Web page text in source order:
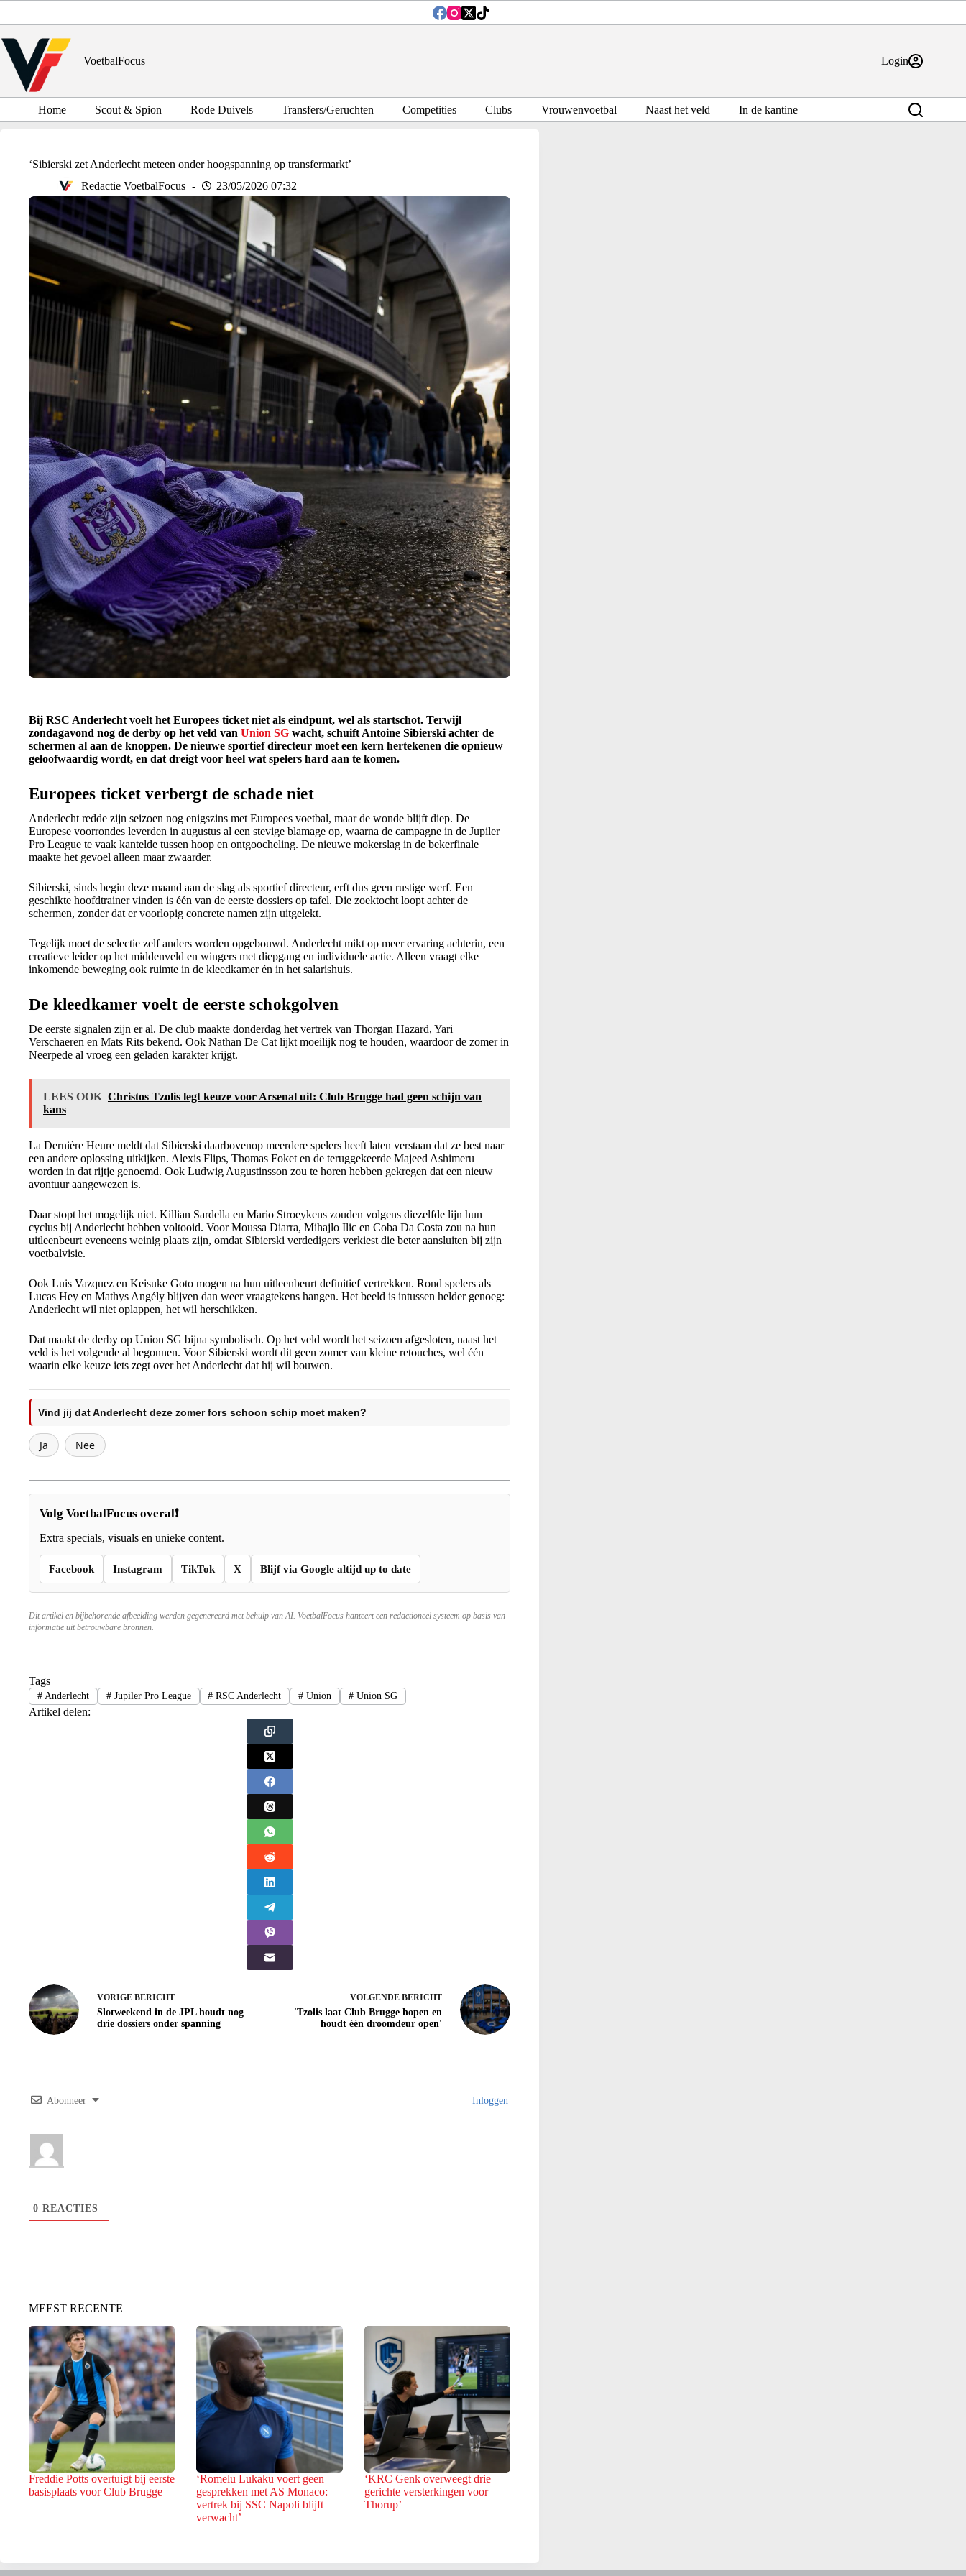
inhoud
VoetbalFocus
Login
Home Scout & Spion Rode Duivels Transfers/Geruchten Competities Clubs Vrouwenvoetbal Naast het veld In de kantine
‘Sibierski zet Anderlecht meteen onder hoogspanning op transfermarkt’
Redactie VoetbalFocus
23/05/2026 07:32
Bij RSC Anderlecht voelt het Europees ticket niet als eindpunt, wel als startschot. Terwijl
zondagavond nog de derby op het veld van Union SG wacht, schuift Antoine Sibierski achter de
schermen al aan de knoppen. De nieuwe sportief directeur moet een kern hertekenen die opnieuw
geloofwaardig wordt, en dat dreigt voor heel wat spelers hard aan te komen.
Europees ticket verbergt de schade niet
Anderlecht redde zijn seizoen nog enigszins met Europees voetbal, maar de wonde blijft diep. De
Europese voorrondes leverden in augustus al een stevige blamage op, waarna de campagne in de Jupiler
Pro League te vaak kantelde tussen hoop en ontgoocheling. De nieuwe mokerslag in de bekerfinale
maakte het gevoel alleen maar zwaarder.
Sibierski, sinds begin deze maand aan de slag als sportief directeur, erft dus geen rustige werf. Een
geschikte hoofdtrainer vinden is één van de eerste dossiers op tafel. Die zoektocht loopt achter de
schermen, zonder dat er voorlopig concrete namen zijn uitgelekt.
Tegelijk moet de selectie zelf anders worden opgebouwd. Anderlecht mikt op meer ervaring achterin, een
creatieve leider op het middenveld en wingers met diepgang en individuele actie. Alleen vraagt elke
inkomende beweging ook ruimte in de kleedkamer én in het salarishuis.
De kleedkamer voelt de eerste schokgolven
De eerste signalen zijn er al. De club maakte donderdag het vertrek van Thorgan Hazard, Yari
Verschaeren en Mats Rits bekend. Ook Nathan De Cat lijkt moeilijk nog te houden, waardoor de zomer in
Neerpede al vroeg een geladen karakter krijgt.
LEES OOK Christos Tzolis legt keuze voor Arsenal uit: Club Brugge had geen schijn van
kans
La Dernière Heure meldt dat Sibierski daarbovenop meerdere spelers heeft laten verstaan dat ze best naar
een andere oplossing uitkijken. Alexis Flips, Thomas Foket en de teruggekeerde Majeed Ashimeru
worden in dat rijtje genoemd. Ook Ludwig Augustinsson zou te horen hebben gekregen dat een nieuw
avontuur aangewezen is.
Daar stopt het mogelijk niet. Killian Sardella en Mario Stroeykens zouden volgens diezelfde lijn hun
cyclus bij Anderlecht hebben voltooid. Voor Moussa Diarra, Mihajlo Ilic en Coba Da Costa zou na hun
uitleenbeurt eveneens weinig plaats zijn, omdat Sibierski verdedigers verkiest die beter aansluiten bij zijn
voetbalvisie.
Ook Luis Vazquez en Keisuke Goto mogen na hun uitleenbeurt definitief vertrekken. Rond spelers als
Lucas Hey en Mathys Angély blijven dan weer vraagtekens hangen. Het beeld is intussen helder genoeg:
Anderlecht wil niet oplappen, het wil herschikken.
Dat maakt de derby op Union SG bijna symbolisch. Op het veld wordt het seizoen afgesloten, naast het
veld is het volgende al begonnen. Voor Sibierski wordt dit geen zomer van kleine retouches, wel één
waarin elke keuze iets zegt over het Anderlecht dat hij wil bouwen.
Vind jij dat Anderlecht deze zomer fors schoon schip moet maken?
Ja Nee
Volg VoetbalFocus overal❗
Extra specials, visuals en unieke content.
Facebook Instagram TikTok X Blijf via Google altijd up to date
Dit artikel en bijbehorende afbeelding werden gegenereerd met behulp van AI. VoetbalFocus hanteert een redactioneel systeem op basis van
informatie uit betrouwbare bronnen.
Tags
#Anderlecht #Jupiler Pro League # RSC Anderlecht # Union # Union SG
Artikel delen:
VORIGE BERICHT
Slotweekend in de JPL houdt nog
drie dossiers onder spanning
VOLGENDE BERICHT
'Tzolis laat Club Brugge hopen en
houdt één droomdeur open'
Abonneer Inloggen
0 REACTIES
MEEST RECENTE
Freddie Potts overtuigt bij eerste
basisplaats voor Club Brugge
‘Romelu Lukaku voert geen
gesprekken met AS Monaco:
vertrek bij SSC Napoli blijft
verwacht’
‘KRC Genk overweegt drie
gerichte versterkingen voor
Thorup’